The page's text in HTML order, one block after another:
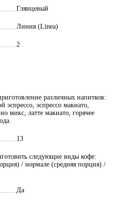
Глянцевый
Линия (Linea)
2
13
Да